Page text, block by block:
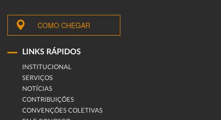
COMO CHEGAR
LINKS RÁPIDOS
INSTITUCIONAL
SERVIÇOS
NOTÍCIAS
CONTRIBUIÇÕES
CONVENÇÕES COLETIVAS